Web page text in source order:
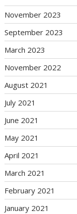
November 2023
September 2023
March 2023
November 2022
August 2021
July 2021
June 2021
May 2021
April 2021
March 2021
February 2021
January 2021